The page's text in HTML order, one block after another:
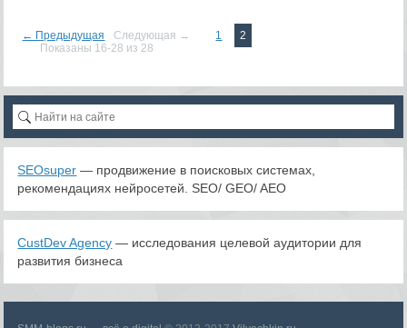
← Предыдущая Следующая → 1
2
Показаны 16-28 из 28
SEOsuper — продвижение в поисковых системах,
рекомендациях нейросетей. SEO/ GEO/ AEO
CustDev Agency — исследования целевой аудитории для
развития бизнеса